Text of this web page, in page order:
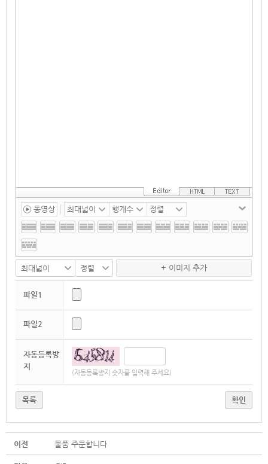
동영상
+ 이미지 추가
파일1
파일2
자동등록방
지
(자동등록방지 숫자를 입력해 주세요)
목록 확인
이전 물품 주문합니다